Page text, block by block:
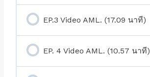
EP.3 Video AML. (17.09 นาที)
EP. 4 Video AML. (10.57 นาที)